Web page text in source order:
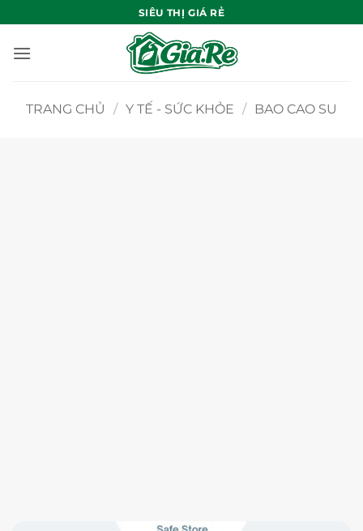
qua
nội
SIÊU THỊ GIÁ RẺ
TRANG CHỦ / Y TẾ - SỨC KHỎE / BAO CAO SU